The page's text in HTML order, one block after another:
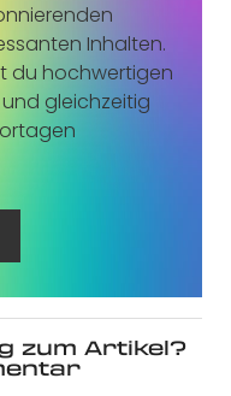
Inhalten.
du hochwertigen
gleichzeitig
zum Artikel?